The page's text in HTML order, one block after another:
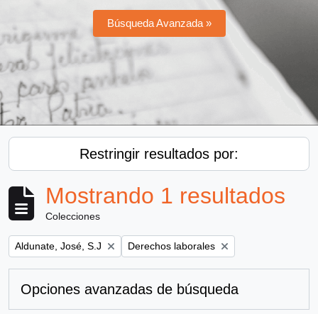
Búsqueda Avanzada »
Restringir resultados por:
Mostrando 1 resultados
Colecciones
Remove filter:
Aldunate, José, S.J Remove filter:
Derechos laborales
Opciones avanzadas de búsqueda